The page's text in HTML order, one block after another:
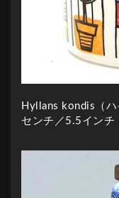
Hyllans kondis（
センチ／5.5インチ